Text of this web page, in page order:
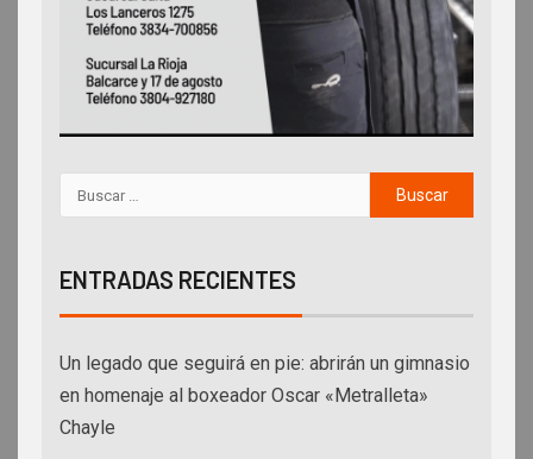
ENTRADAS RECIENTES
Un legado que seguirá en pie: abrirán un gimnasio
en homenaje al boxeador Oscar «Metralleta»
Chayle